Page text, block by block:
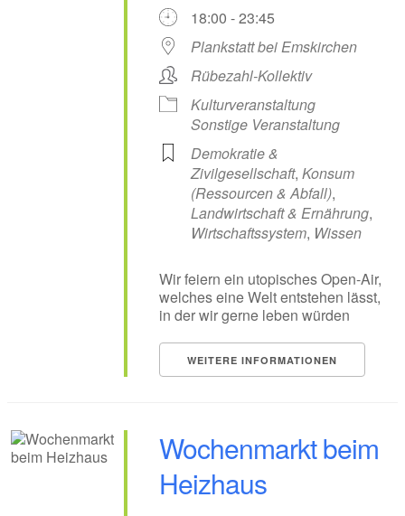
18:00 - 23:45
Plankstatt bei Emskirchen
Rübezahl-Kollektiv
Kulturveranstaltung
Sonstige Veranstaltung
Demokratie &
Zivilgesellschaft, Konsum
(Ressourcen & Abfall),
Landwirtschaft & Ernährung,
Wirtschaftssystem, Wissen
Wir feiern ein utopisches Open-Air,
welches eine Welt entstehen lässt,
in der wir gerne leben würden
WEITERE INFORMATIONEN
Wochenmarkt beim
Heizhaus